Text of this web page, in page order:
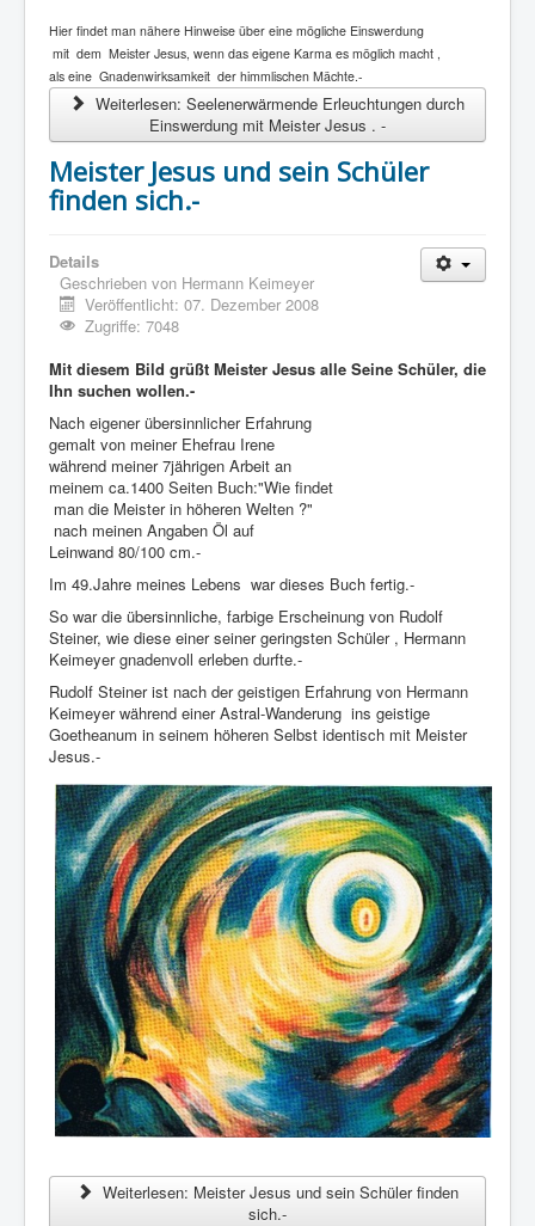
Hier findet man nähere Hinweise über eine mögliche Einswerdung
mit dem Meister Jesus, wenn das eigene Karma es möglich macht ,
als eine Gnadenwirksamkeit der himmlischen Mächte.-
Weiterlesen: Seelenerwärmende Erleuchtungen durch
Einswerdung mit Meister Jesus . -
Meister Jesus und sein Schüler
finden sich.-
Details
Geschrieben von Hermann Keimeyer
Veröffentlicht: 07. Dezember 2008
Zugriffe: 7048
Mit diesem Bild grüßt Meister Jesus alle Seine Schüler, die
Ihn suchen wollen.-
Nach eigener übersinnlicher Erfahrung
gemalt von meiner Ehefrau Irene
während meiner 7jährigen Arbeit an
meinem ca.1400 Seiten Buch:"Wie findet
man die Meister in höheren Welten ?"
nach meinen Angaben Öl auf
Leinwand 80/100 cm.-
Im 49.Jahre meines Lebens war dieses Buch fertig.-
So war die übersinnliche, farbige Erscheinung von Rudolf
Steiner, wie diese einer seiner geringsten Schüler , Hermann
Keimeyer gnadenvoll erleben durfte.-
Rudolf Steiner ist nach der geistigen Erfahrung von Hermann
Keimeyer während einer Astral-Wanderung ins geistige
Goetheanum in seinem höheren Selbst identisch mit Meister
Jesus.-
Weiterlesen: Meister Jesus und sein Schüler finden
sich.-